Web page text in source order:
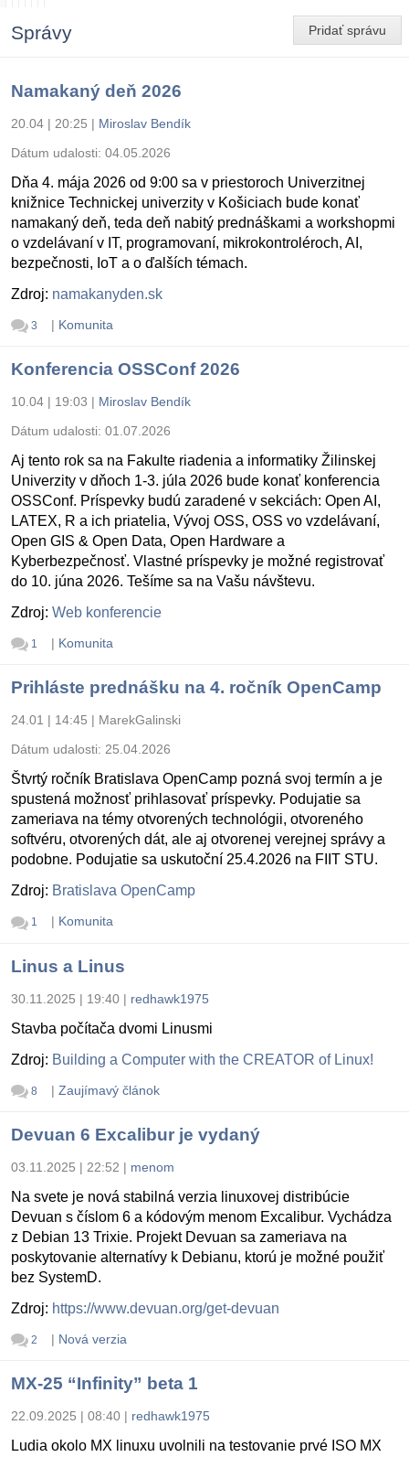
Pridať správu
Správy
Namakaný deň 2026
20.04 | 20:25 | Miroslav Bendík
Dátum udalosti: 04.05.2026
Dňa 4. mája 2026 od 9:00 sa v priestoroch Univerzitnej
knižnice Technickej univerzity v Košiciach bude konať
namakaný deň, teda deň nabitý prednáškami a workshopmi
o vzdelávaní v IT, programovaní, mikrokontroléroch, AI,
bezpečnosti, IoT a o ďalších témach.
Zdroj: namakanyden.sk
3 | Komunita
Konferencia OSSConf 2026
10.04 | 19:03 | Miroslav Bendík
Dátum udalosti: 01.07.2026
Aj tento rok sa na Fakulte riadenia a informatiky Žilinskej
Univerzity v dňoch 1-3. júla 2026 bude konať konferencia
OSSConf. Príspevky budú zaradené v sekciách: Open AI,
LATEX, R a ich priatelia, Vývoj OSS, OSS vo vzdelávaní,
Open GIS & Open Data, Open Hardware a
Kyberbezpečnosť. Vlastné príspevky je možné registrovať
do 10. júna 2026. Tešíme sa na Vašu návštevu.
Zdroj: Web konferencie
1 | Komunita
Prihláste prednášku na 4. ročník OpenCamp
24.01 | 14:45 | MarekGalinski
Dátum udalosti: 25.04.2026
Štvrtý ročník Bratislava OpenCamp pozná svoj termín a je
spustená možnosť prihlasovať príspevky. Podujatie sa
zameriava na témy otvorených technológii, otvoreného
softvéru, otvorených dát, ale aj otvorenej verejnej správy a
podobne. Podujatie sa uskutoční 25.4.2026 na FIIT STU.
Zdroj: Bratislava OpenCamp
1 | Komunita
Linus a Linus
30.11.2025 | 19:40 | redhawk1975
Stavba počítača dvomi Linusmi
Zdroj: Building a Computer with the CREATOR of Linux!
8 | Zaujímavý článok
Devuan 6 Excalibur je vydaný
03.11.2025 | 22:52 | menom
Na svete je nová stabilná verzia linuxovej distribúcie
Devuan s číslom 6 a kódovým menom Excalibur. Vychádza
z Debian 13 Trixie. Projekt Devuan sa zameriava na
poskytovanie alternatívy k Debianu, ktorú je možné použiť
bez SystemD.
Zdroj: https://www.devuan.org/get-devuan
2 | Nová verzia
MX-25 “Infinity” beta 1
22.09.2025 | 08:40 | redhawk1975
Ludia okolo MX linuxu uvolnili na testovanie prvé ISO MX